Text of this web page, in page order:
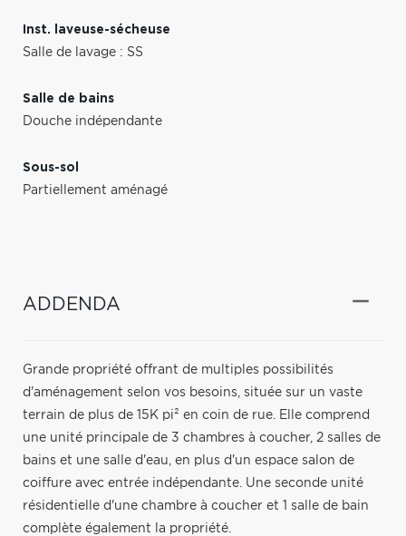
Inst. laveuse-sécheuse
Salle de lavage : SS
Salle de bains
Douche indépendante
Sous-sol
Partiellement aménagé
ADDENDA
Grande propriété offrant de multiples possibilités
d'aménagement selon vos besoins, située sur un vaste
terrain de plus de 15K pi² en coin de rue. Elle comprend
une unité principale de 3 chambres à coucher, 2 salles de
bains et une salle d'eau, en plus d'un espace salon de
coiffure avec entrée indépendante. Une seconde unité
résidentielle d'une chambre à coucher et 1 salle de bain
complète également la propriété.